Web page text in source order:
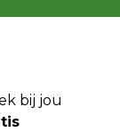
bij jou